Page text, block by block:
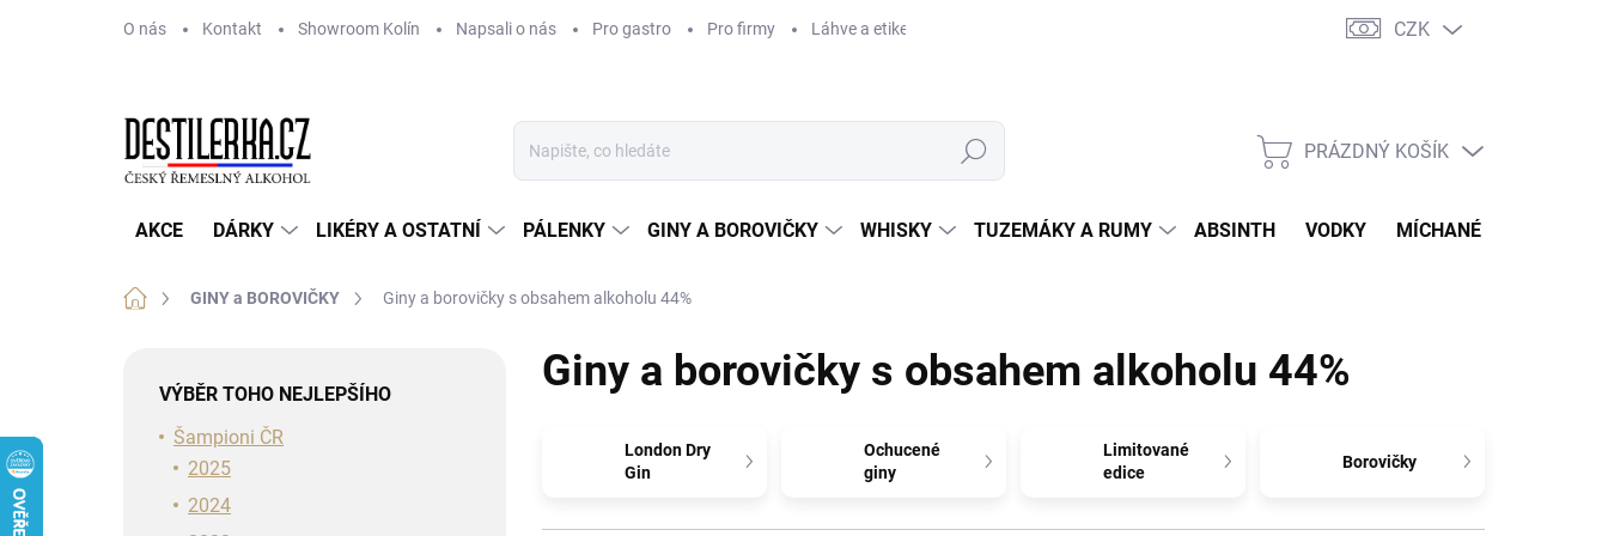
O nás Kontakt Showroom Kolín Napsali o nás Pro gastro Pro firmy Láhve a etikety na míru Doprava Jak balíme zásilky
CZK
Hledat
NÁKUPNÍ
PRÁZDNÝ KOŠÍK
AKCE DÁRKY LIKÉRY A OSTATNÍ PÁLENKY GINY A BOROVIČKY WHISKY TUZEMÁKY A RUMY ABSINTH VODKY MÍCHANÉ DRINKY
Domů GINY a BOROVIČKY Giny a borovičky s obsahem alkoholu 44%
VÝBĚR TOHO NEJLEPŠÍHO
Šampioni ČR
2025
2024
Giny a borovičky s obsahem alkoholu 44%
London Dry
Gin
Ochucené
giny
Limitované
edice
Borovičky